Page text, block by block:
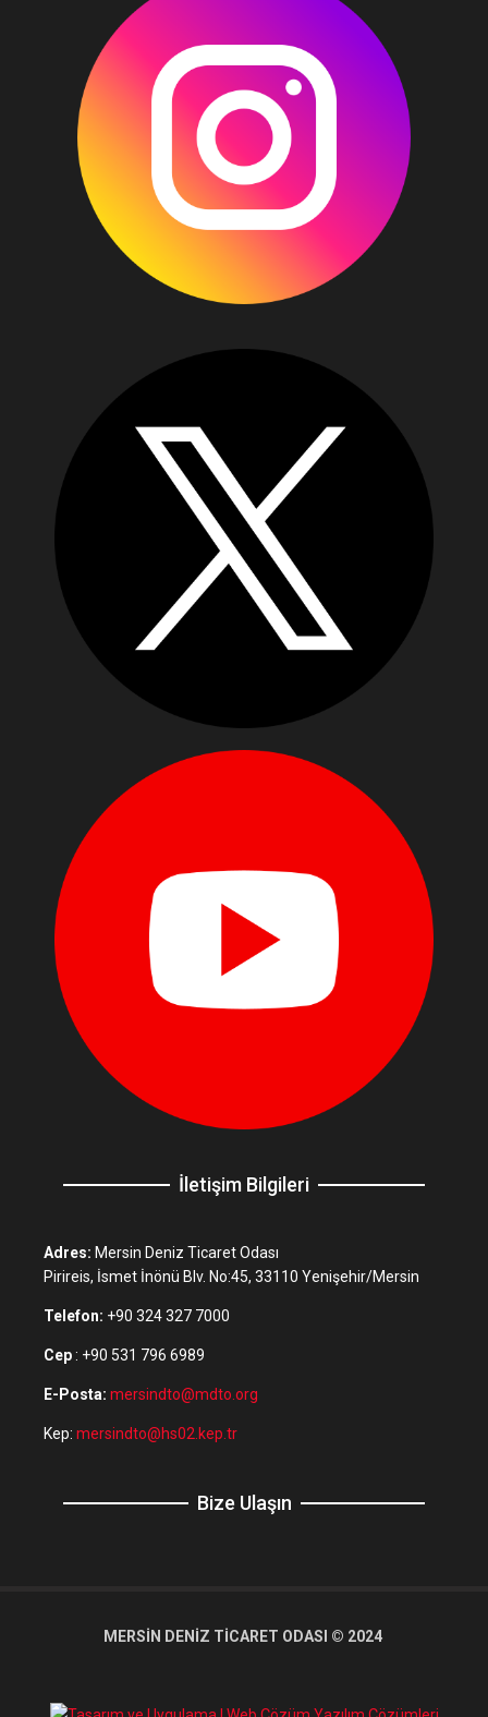
İletişim Bilgileri
Adres: Mersin Deniz Ticaret Odası
Pirireis, İsmet İnönü Blv. No:45, 33110 Yenişehir/Mersin
Telefon: +90 324 327 7000
Cep: +90 531 796 6989
E-Posta: mersindto@mdto.org
Kep: mersindto@hs02.kep.tr
Bize Ulaşın
MERSİN DENİZ TİCARET ODASI © 2024